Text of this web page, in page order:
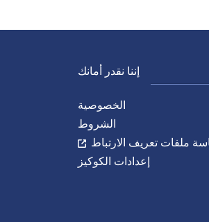
إننا نقدر أمانك
الخصوصية
الشروط
ملفات تعريف الارتباط
إعدادات الكوكيز